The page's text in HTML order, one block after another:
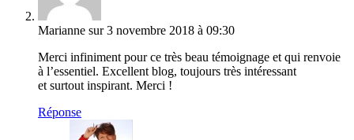
Marianne sur 3 novembre 2018 à 09:30
Merci infiniment pour ce très beau témoignage et qui renvoie
à l’essentiel. Excellent blog, toujours très intéressant
et surtout inspirant. Merci !
Réponse